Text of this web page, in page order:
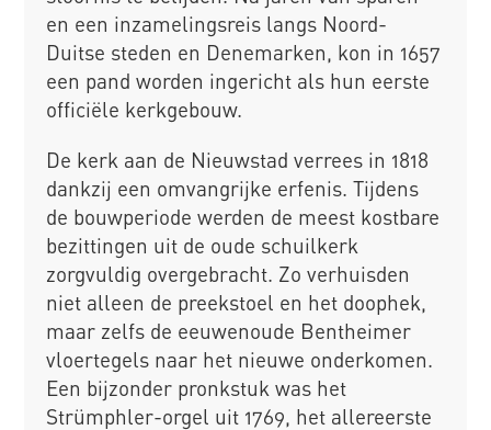
en een inzamelingsreis langs Noord-
Duitse steden en Denemarken, kon in 1657
een pand worden ingericht als hun eerste
officiële kerkgebouw.
De kerk aan de Nieuwstad verrees in 1818
dankzij een omvangrijke erfenis. Tijdens
de bouwperiode werden de meest kostbare
bezittingen uit de oude schuilkerk
zorgvuldig overgebracht. Zo verhuisden
niet alleen de preekstoel en het doophek,
maar zelfs de eeuwenoude Bentheimer
vloertegels naar het nieuwe onderkomen.
Een bijzonder pronkstuk was het
Strümphler-orgel uit 1769, het allereerste